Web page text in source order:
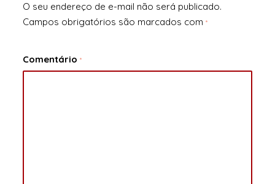
O seu endereço de e-mail não será publicado.
Campos obrigatórios são marcados com *
Comentário *